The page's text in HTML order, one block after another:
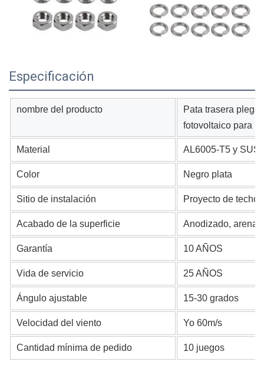
Especificación
nombre del producto
Pata trasera
fotovoltaico para
Material AL6005-T5 y
Color Negro plata
Sitio de instalación Proyecto de techo
Acabado de la superficie Anodizado,
Garantía 10 AÑOS
Vida de servicio 25 AÑOS
Ángulo ajustable 15-30 grados
Velocidad del viento Yo 60m/s
Cantidad mínima de pedido 10 juegos